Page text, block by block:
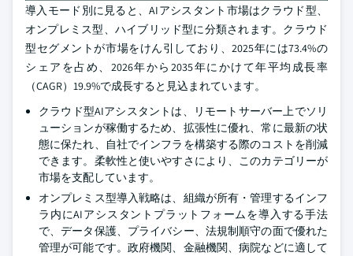
導入モード別に見ると、AIアシスタント市場はクラウド型、
オンプレミス型、ハイブリッド型に分類されます。クラウド
型セグメントが市場をけん引しており、2025年には73.4%の
シェアを占め、2026年から2035年にかけて年平均成長率
（CAGR）19.9%で成長すると見込まれています。
クラウド型AIアシスタントは、リモートサーバー上でソリ
ューションが稼働するため、拡張性に優れ、常に最新の状
態に保たれ、自社でインフラを構築する際のコストを削減
できます。柔軟性と使いやすさにより、このカテゴリーが
市場を支配しています。
オンプレミス型導入戦略は、組織が所有・管理するインフ
ラ内にAIアシスタントプラットフォームを導入する手法
で、データ保護、プライバシー、法規制順守の面で優れた
管理が可能です。政府機関、金融機関、病院などに適して